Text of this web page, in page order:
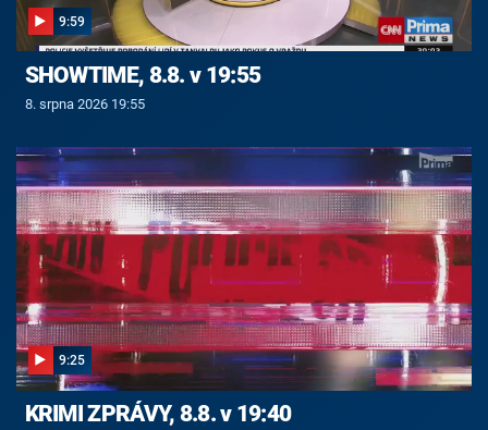
9:59
SHOWTIME, 8.8. v 19:55
8. srpna 2026 19:55
9:25
KRIMI ZPRÁVY, 8.8. v 19:40